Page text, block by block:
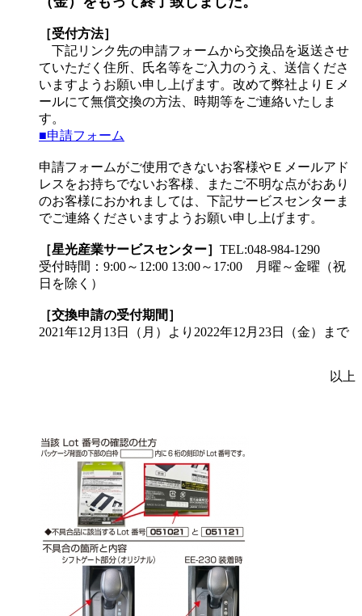
［受付方法］
下記リンク先の申請フォームから交換品を返送させ
ていただく住所、氏名等をご入力のうえ、送信くださ
いますようお願い申し上げます。改めて弊社よりＥメ
ールにて無償交換の方法、時期等をご連絡いたしま
す。
■申請フォーム
申請フォームがご使用できないお客様やＥメールアド
レスをお持ちでないお客様、またご不明な点がおあり
のお客様におかれましては、下記サービスセンターま
でご連絡くださいますようお願い申し上げます。
［星光産業サービスセンター］ TEL:048-984-1290
受付時間：9:00～12:00 13:00～17:00 月曜～金曜（祝
日を除く）
［交換申請の受付期間］
2021年12月13日（月）より2022年12月23日（金）まで
以上